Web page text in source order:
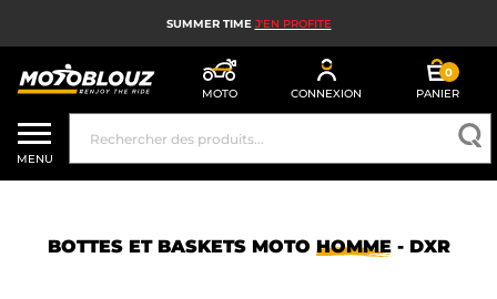
SUMMER TIME J'EN PROFITE
MOTO CONNEXION
0
PANIER
CASQUE MOTO
ÉQUIPEMENT MOTO HOMME
MENU
BOTTES ET BASKETS MOTO HOMME- DXR